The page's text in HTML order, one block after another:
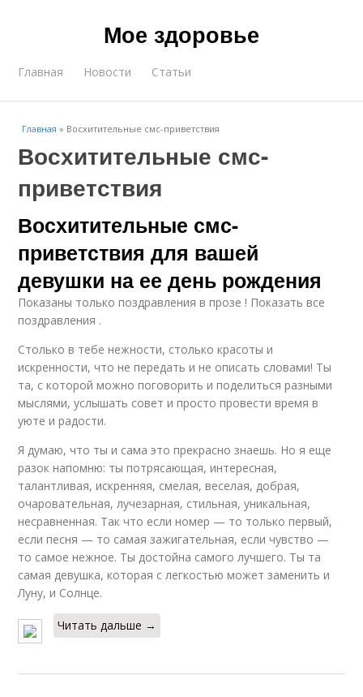
Мое здоровье
Главная Новости Статьи
Главная » Восхитительные смс-приветствия
Восхитительные смс-
приветствия
Восхитительные смс-
приветствия для вашей
девушки на ее день рождения
Показаны только поздравления в прозе ! Показать все
поздравления .
Столько в тебе нежности, столько красоты и
искренности, что не передать и не описать словами! Ты
та, с которой можно поговорить и поделиться разными
мыслями, услышать совет и просто провести время в
уюте и радости.
Я думаю, что ты и сама это прекрасно знаешь. Но я еще
разок напомню: ты потрясающая, интересная,
талантливая, искренняя, смелая, веселая, добрая,
очаровательная, лучезарная, стильная, уникальная,
несравненная. Так что если номер — то только первый,
если песня — то самая зажигательная, если чувство —
то самое нежное. Ты достойна самого лучшего. Ты та
самая девушка, которая с легкостью может заменить и
Луну, и Солнце.
Читать дальше →